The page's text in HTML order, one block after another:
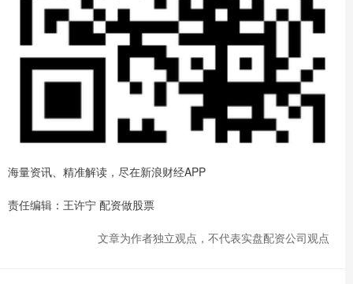
海量资讯、精准解读，尽在新浪财经APP
责任编辑：王许宁 配资做股票
文章为作者独立观点，不代表实盘配资公司观点